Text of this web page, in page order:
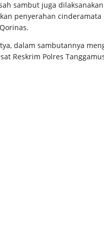
sambut juga
penyerahan
dalam sambutannya
Reskrim Polres